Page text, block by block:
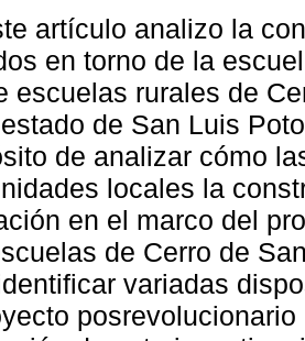
artículo analizo la
en torno de la
escuelas rurales de
de San Luis
de analizar cómo
locales la
en el marco del
de Cerro de
variadas